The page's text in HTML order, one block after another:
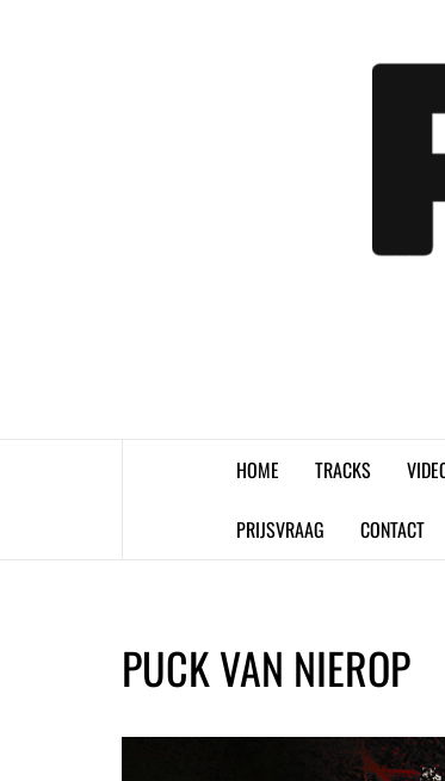
HOME TRACKS
PRIJSVRAAG CONTACT
PUCK VAN NIEROP